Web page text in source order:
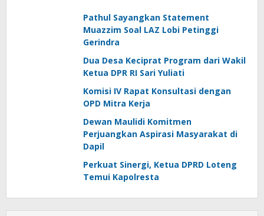
Pathul Sayangkan Statement
Muazzim Soal LAZ Lobi Petinggi
Gerindra
Dua Desa Keciprat Program dari Wakil
Ketua DPR RI Sari Yuliati
Komisi IV Rapat Konsultasi dengan
OPD Mitra Kerja
Dewan Maulidi Komitmen
Perjuangkan Aspirasi Masyarakat di
Dapil
Perkuat Sinergi, Ketua DPRD Loteng
Temui Kapolresta